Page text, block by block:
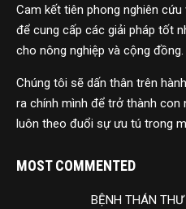
Cam kết tiên phong nghiên
để cung cấp các giải pháp tốt
cho nông nghiệp và cộng đồng.
Chúng tôi sẽ dấn thân trên
ra chính mình để trở thành con
luôn theo đuổi sự ưu tú trong
MOST COMMENTED
BỆNH THÁN